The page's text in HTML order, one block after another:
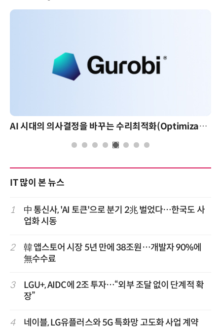
AI 시대의 의사결정을 바꾸는 수리최적화(Optimization): 실제 산업 적용 사례와 활용 전략
IT 많이 본 뉴스
1
中 통신사, 'AI 토큰'으로 분기 2兆 벌었다…한국도 사
업화 시동
2
韓 앱스토어 시장 5년 만에 38조원…개발자 90%에
無수수료
3
LGU+, AIDC에 2조 투자…“외부 조달 없이 단계적 확
장”
4 네이블, LG유플러스와 5G 특화망 고도화 사업 계약